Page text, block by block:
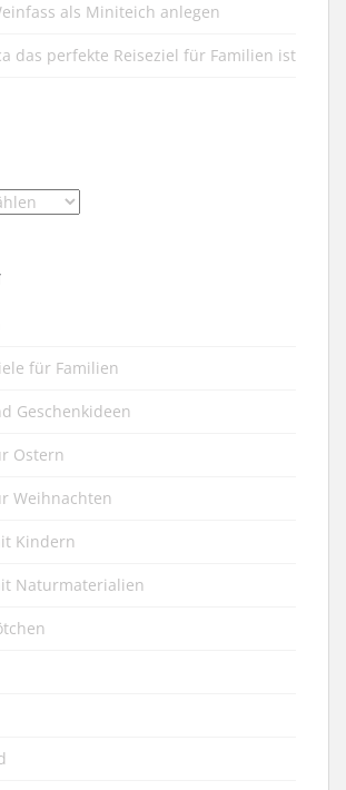
als Miniteich anlegen
das perfekte Reiseziel für Familien ist
für Familien
Geschenkideen
Ostern
Weihnachten
Kindern
Naturmaterialien